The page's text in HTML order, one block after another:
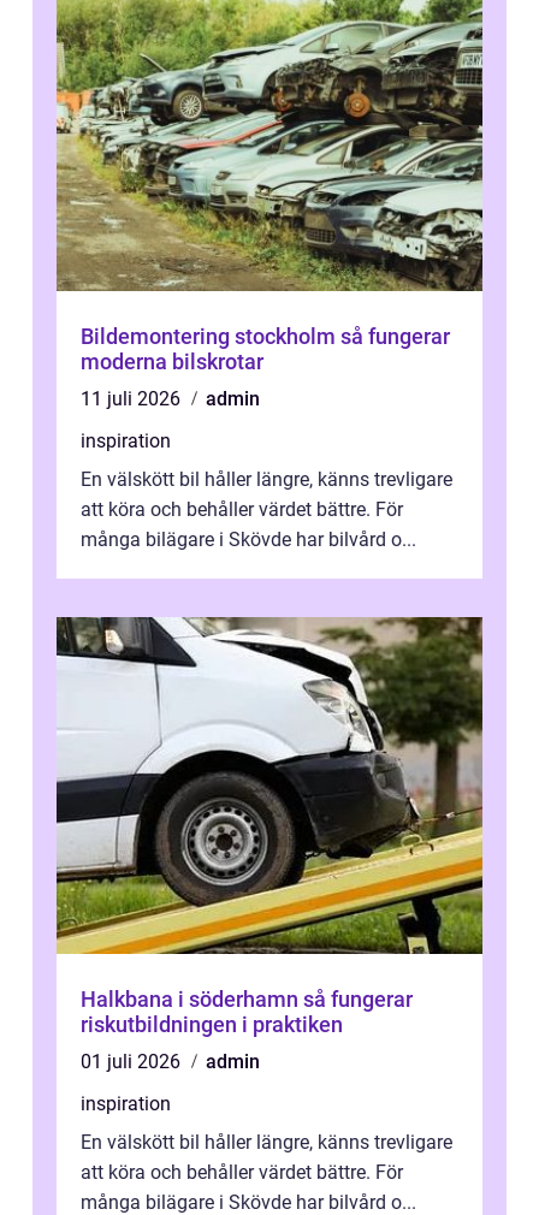
Bildemontering stockholm så fungerar
moderna bilskrotar
11 juli 2026
admin
inspiration
En välskött bil håller längre, känns trevligare
att köra och behåller värdet bättre. För
många bilägare i Skövde har bilvård o...
Halkbana i söderhamn så fungerar
riskutbildningen i praktiken
01 juli 2026
admin
inspiration
En välskött bil håller längre, känns trevligare
att köra och behåller värdet bättre. För
många bilägare i Skövde har bilvård o...